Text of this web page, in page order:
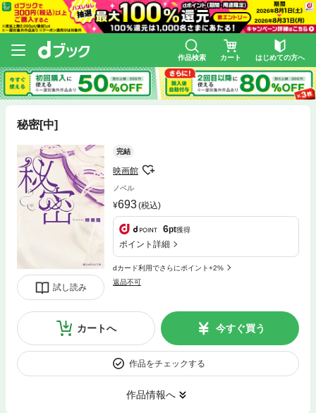
作品検索 カート はじめての方へ
秘密[中]
試し読み
完結
映画館
ノベル
693(税込)
6pt獲得
ポイント詳細
dカード利用でさらにポイント+2%
返品不可
カートへ 今すぐ買う
作品をチェックする
作品情報へ